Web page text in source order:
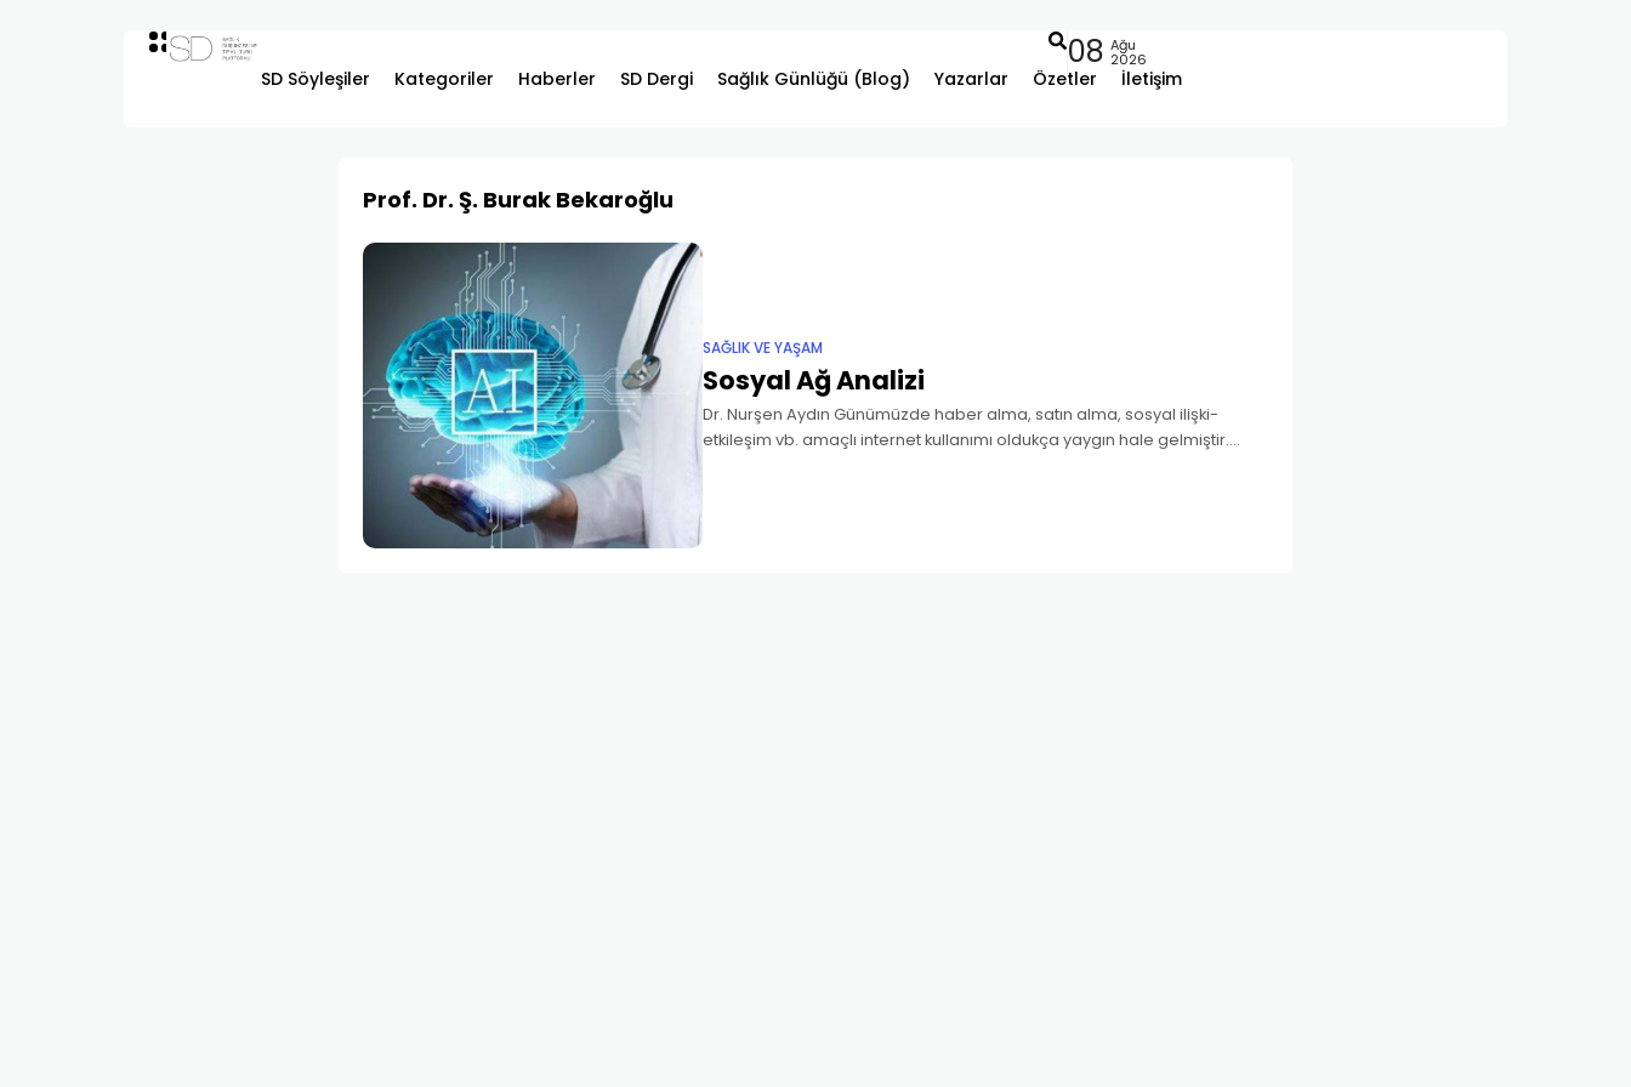
SD Söyleşiler Kategoriler Haberler SD Dergi Sağlık Günlüğü (Blog) Yazarlar Özetler İletişim
08 Ağu
2026
Prof. Dr. Ş. Burak Bekaroğlu
SAĞLIK VE YAŞAM
Sosyal Ağ Analizi
Dr. Nurşen Aydın Günümüzde haber alma, satın alma, sosyal ilişki-
etkileşim vb. amaçlı internet kullanımı oldukça yaygın hale gelmiştir.